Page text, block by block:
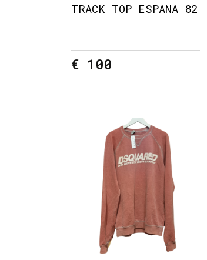
TRACK TOP ESPANA 82
€ 100